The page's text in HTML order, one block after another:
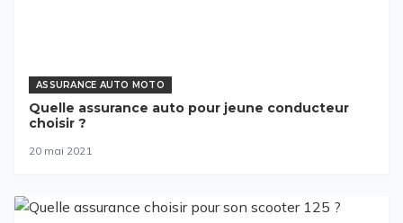
ASSURANCE AUTO MOTO
Quelle assurance auto pour jeune conducteur
choisir ?
20 mai 2021